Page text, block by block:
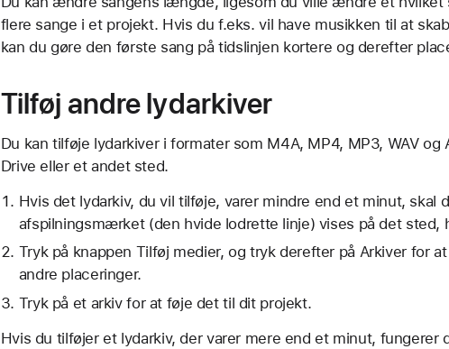
flere sange i et projekt. Hvis du f.eks. vil have musikken til at
kan du gøre den første sang på tidslinjen kortere og derefter
Tilføj andre lydarkiver
Du kan tilføje lydarkiver i formater som M4A, MP4, MP3, WAV
Drive eller et andet sted.
Hvis det lydarkiv, du vil tilføje, varer mindre end et minut, skal
afspilningsmærket (den hvide lodrette linje) vises på det sted,
Tryk på knappen Tilføj medier, og tryk derefter på Arkiver for
andre placeringer.
Tryk på et arkiv for at føje det til dit projekt.
Hvis du tilføjer et lydarkiv, der varer mere end et minut, fungerer